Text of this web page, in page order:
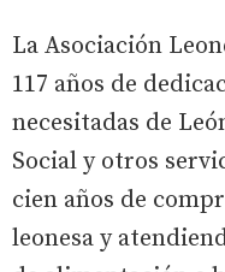
La Asociación
117 años de
necesitadas de
Social y otros
cien años de
leonesa y